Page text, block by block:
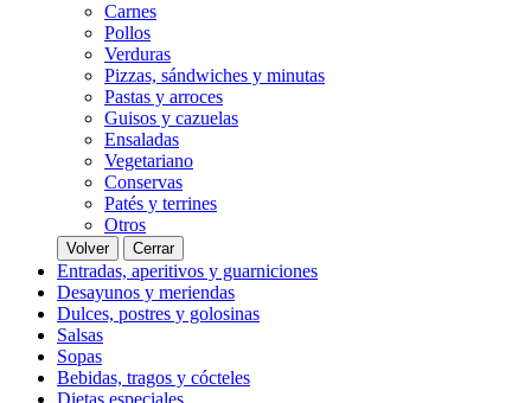
Carnes
Pollos
Verduras
Pizzas, sándwiches y minutas
Pastas y arroces
Guisos y cazuelas
Ensaladas
Vegetariano
Conservas
Patés y terrines
Otros
Volver Cerrar
Entradas, aperitivos y guarniciones
Desayunos y meriendas
Dulces, postres y golosinas
Salsas
Sopas
Bebidas, tragos y cócteles